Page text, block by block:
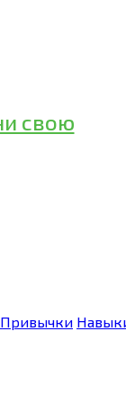
Привычки